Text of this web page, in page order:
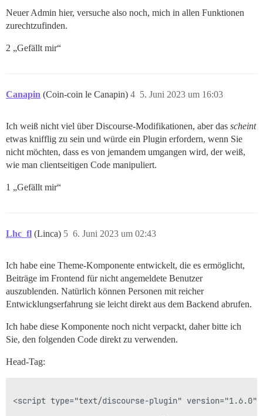
Neuer Admin hier, versuche also noch, mich in allen Funktionen
zurechtzufinden.
2 „Gefällt mir“
Canapin (Coin-coin le Canapin) 5. Juni 2023 um 16:03
4
Ich weiß nicht viel über Discourse-Modifikationen, aber das scheint
etwas knifflig zu sein und würde ein Plugin erfordern, wenn Sie
nicht möchten, dass es von jemandem umgangen wird, der weiß,
wie man clientseitigen Code manipuliert.
1 „Gefällt mir“
Lhc_fl (Linca) 6. Juni 2023 um 02:43
5
Ich habe eine Theme-Komponente entwickelt, die es ermöglicht,
Beiträge im Frontend für nicht angemeldete Benutzer
auszublenden. Natürlich können Personen mit reicher
Entwicklungserfahrung sie leicht direkt aus dem Backend abrufen.
Ich habe diese Komponente noch nicht verpackt, daher bitte ich
Sie, den folgenden Code direkt zu verwenden.
Head-Tag:
<script type="text/discourse-plugin" version="1.6.0">